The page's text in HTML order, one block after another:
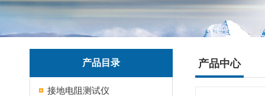
产品目录
接地电阻测试仪
产品中心